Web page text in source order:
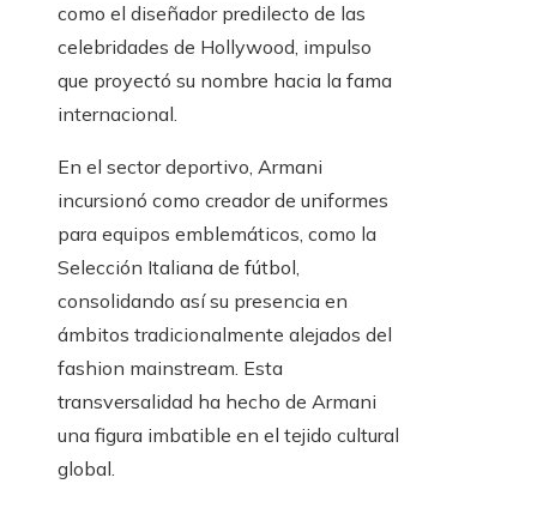
como el diseñador predilecto de las
celebridades de Hollywood, impulso
que proyectó su nombre hacia la fama
internacional.
En el sector deportivo, Armani
incursionó como creador de uniformes
para equipos emblemáticos, como la
Selección Italiana de fútbol,
consolidando así su presencia en
ámbitos tradicionalmente alejados del
fashion mainstream. Esta
transversalidad ha hecho de Armani
una figura imbatible en el tejido cultural
global.